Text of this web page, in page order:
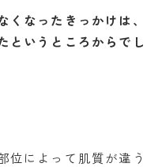
なったきっかけは、
というところからでし
位によって肌質が違う